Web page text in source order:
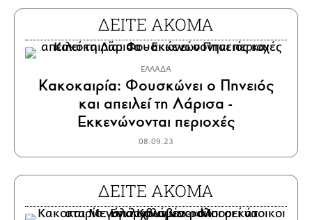
ΔΕΙΤΕ ΑΚΟΜΑ
ΕΛΛΑΔΑ
Κακοκαιρία: Φουσκώνει ο Πηνειός
και απειλεί τη Λάρισα -
Εκκενώνονται περιοχές
08.09.23
ΔΕΙΤΕ ΑΚΟΜΑ